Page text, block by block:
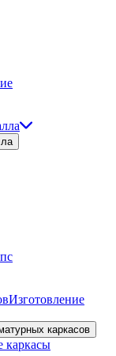
Изготовление
каркасов
каркасы